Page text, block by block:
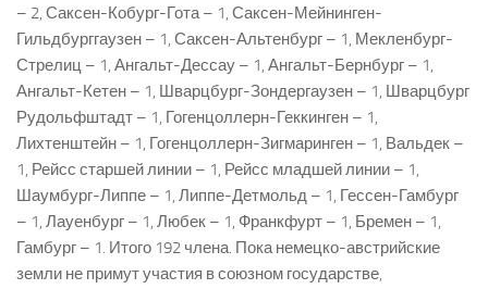
– 2, Саксен-Кобург-Гота – 1, Саксен-Мейнинген-
Гильдбурггаузен – 1, Саксен-Альтенбург – 1, Мекленбург-
Стрелиц – 1, Ангальт-Дессау – 1, Ангальт-Бернбург – 1,
Ангальт-Кетен – 1, Шварцбург-Зондергаузен – 1, Шварцбург
Рудольфштадт – 1, Гогенцоллерн-Геккинген – 1,
Лихтенштейн – 1, Гогенцоллерн-Зигмаринген – 1, Вальдек –
1, Рейсс старшей линии – 1, Рейсс младшей линии – 1,
Шаумбург-Липпе – 1, Липпе-Детмольд – 1, Гессен-Гамбург
– 1, Лауенбург – 1, Любек – 1, Франкфурт – 1, Бремен – 1,
Гамбург – 1. Итого 192 члена. Пока немецко-австрийские
земли не примут участия в союзном государстве,